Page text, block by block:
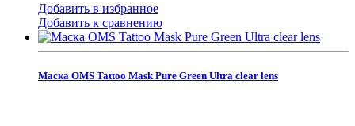
Добавить в избранное
Добавить к сравнению
Маска OMS Tattoo Mask Pure Green Ultra clear lens